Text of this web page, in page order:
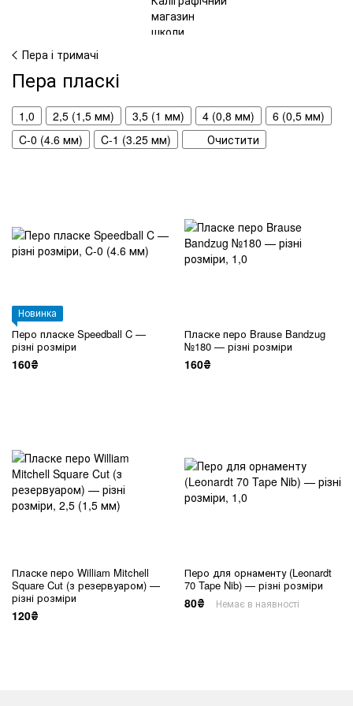
Пера і тримачі
Пера пласкі
1,0 2,5 (1,5 мм) 3,5 (1 мм) 4 (0,8 мм)
6 (0,5 мм)
C-0 (4.6 мм)
C-1 (3.25 мм) Очистити
Новинка
Перо пласке Speedball C —
різні розміри
160₴
Пласке перо Brause Bandzug
№180 — різні розміри
160₴
Пласке перо William Mitchell
Square Cut (з резервуаром) —
різні розміри
120₴
Перо для орнаменту (Leonardt
70 Tape Nib) — різні розміри
80₴ Немає в наявності